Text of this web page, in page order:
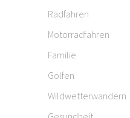
Radfahren
Motorradfahren
Familie
Golfen
Wildwetterwandern